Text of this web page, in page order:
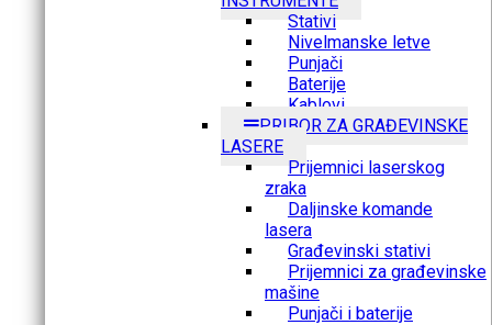
Stativi
Nivelmanske letve
Punjači
Baterije
Kablovi
PRIBOR ZA GRAĐEVINSKE
LASERE
Prijemnici laserskog
zraka
Daljinske komande
lasera
Građevinski stativi
Prijemnici za građevinske
mašine
Punjači i baterije